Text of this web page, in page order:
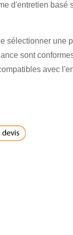
d'entretien basé
sélectionner une
sont
avec